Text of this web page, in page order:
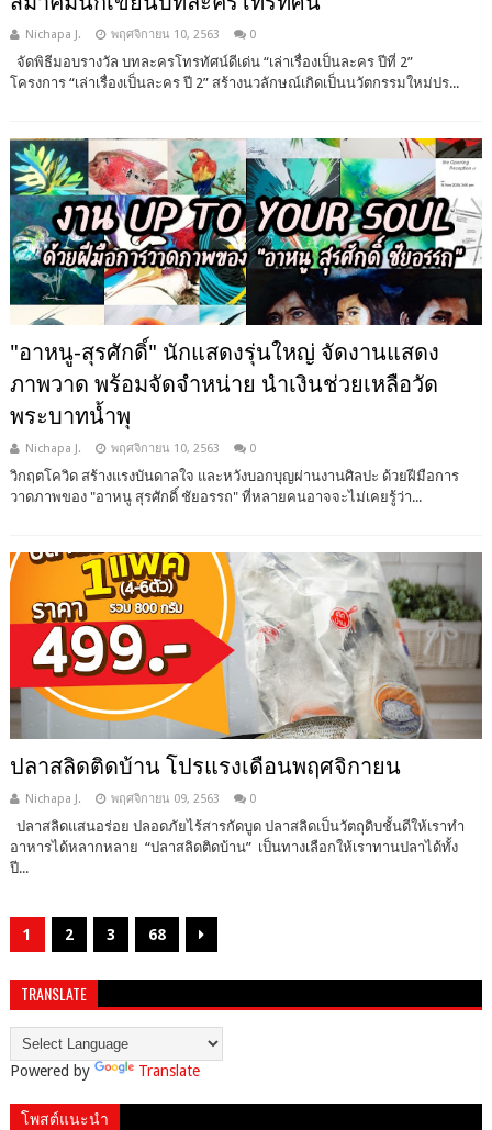
Nichapa J. พฤศจิกายน 10, 2563 0
จัดพิธีมอบรางวัล บทละครโทรทัศน์ดีเด่น “เล่าเรื่องเป็นละคร ปีที่ 2”
โครงการ “เล่าเรื่องเป็นละคร ปี 2” สร้างนวลักษณ์เกิดเป็นนวัตกรรมใหม่ปร...
"อาหนู-สุรศักดิ์" นักแสดงรุ่นใหญ่ จัดงานแสดง
ภาพวาด พร้อมจัดจำหน่าย นำเงินช่วยเหลือวัด
พระบาทน้ำพุ
Nichapa J. พฤศจิกายน 10, 2563 0
วิกฤตโควิด สร้างแรงบันดาลใจ และหวังบอกบุญผ่านงานศิลปะ ด้วยฝีมือการ
วาดภาพของ "อาหนู สุรศักดิ์ ชัยอรรถ" ที่หลายคนอาจจะไม่เคยรู้ว่า...
ปลาสลิดติดบ้าน โปรแรงเดือนพฤศจิกายน
Nichapa J. พฤศจิกายน 09, 2563 0
ปลาสลิดแสนอร่อย ปลอดภัยไร้สารกัดบูด ปลาสลิดเป็นวัตถุดิบชั้นดีให้เราทำ
อาหารได้หลากหลาย “ปลาสลิดติดบ้าน” เป็นทางเลือกให้เราทานปลาได้ทั้ง
ปี...
1 2 3 68
TRANSLATE
Powered by Translate
โพสต์แนะนำ